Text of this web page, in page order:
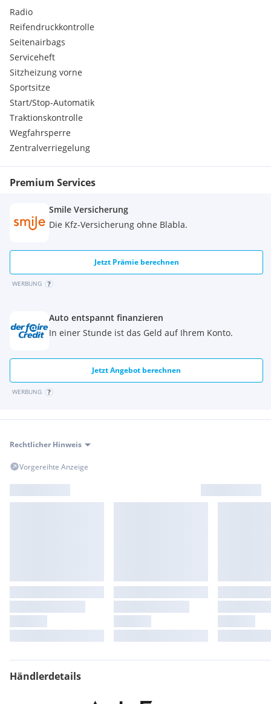
Radio
Reifendruckkontrolle
Seitenairbags
Serviceheft
Sitzheizung vorne
Sportsitze
Start/Stop-Automatik
Traktionskontrolle
Wegfahrsperre
Zentralverriegelung
Premium Services
Smile Versicherung
Die Kfz-Versicherung ohne Blabla.
Jetzt Prämie berechnen
WERBUNG
Auto entspannt finanzieren
In einer Stunde ist das Geld auf Ihrem Konto.
Jetzt Angebot berechnen
WERBUNG
Rechtlicher Hinweis
Vorgereihte Anzeige
Händlerdetails